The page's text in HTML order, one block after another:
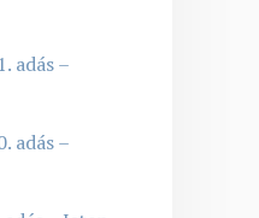
adás –
adás –